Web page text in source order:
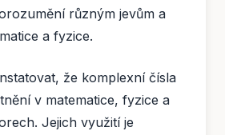
různým jevům a
a fyzice.
že komplexní čísla
v matematice, fyzice a
Jejich využití je